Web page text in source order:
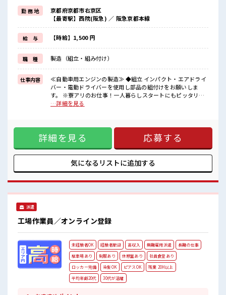
高時給+程よい残業で高収入が目指せちゃう♪
≪1R寮完備≫
自宅～職場が遠くても興味があれば安心して応募できちゃう！
自分で部屋を借りるより安く住めちゃうかも？
生活に便利な家電付きなので初期費用も節約できる☆
≪ヘアカラーOKで自由な雰囲気の職場≫
明るすぎたり奇抜でなければ基本的に自由！
(規定有)≪機能的な制服アリ≫
制服があるので毎日の服装の悩み解消♪
≪無料駐車場あり≫
マイカー通勤もOK！
≪食堂あり≫
カフェテリア形式になっていておしゃれでメニューも豊富★
派手すぎなければ多少のヘアカラーもOKなのはウレシイPoint☆
しっかり休める休憩室あり！
オンオフの切替もできちゃう！
ロッカーあり！
安心してお仕事に集中♪
勤 務 地
京都府京都市右京区
【最寄駅】西院(阪急) ／ 阪急京都本線
給 与 【時給】1,500 円
職 種 製造（組立・組み付け）
仕事内容
≪自動車用エンジンの製造≫ ◆組立 インパクト・エアドライ
バー・電動ドライバーを使用し部品の組付けをお願いしま
す。 ※寮アリのお仕事！一人暮らしスタートにもピッタリ♪
■お仕事PR ≪寮費無料≫ 家電付き1R寮完備！ 寮費は無料な
職場が遠くても興味があれば安心して応募できちゃう！ 自分
で部屋を借りるより安く住めちゃうかも？ 生活に便利な家電
付きなので初期費用も節約できる☆ ≪ヘアカラーOKで自由な
雰囲気の職場≫ 明るすぎたり奇抜でなければ基本的に自由！
(規定有)≪機能的な制服アリ≫ 制服があるので毎日の服装の
悩み解消♪ ≪無料駐車場あり≫ マイカー通勤もOK！ ≪食堂
豊富★ ■職場の雰囲気 派手すぎなければ多少のヘアカラーも
OKなのはウレシイPoint☆ しっかり休める休憩室あり！ オン
…詳細を見る
詳細を見る 応募する
気になるリストに追加する
派遣
工場作業員／オンライン登録
未経験者OK 経験者歓迎 高収入 無期雇用派遣
長期の仕事
駐車場あり
制服あり 休憩室あり
社員食堂あり
ロッカー完備
染髪OK ピアスOK
残業 20H以上
平均年齢20代
30代が活躍